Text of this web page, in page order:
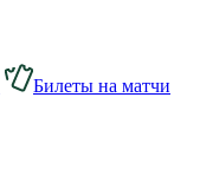
Билеты на матчи